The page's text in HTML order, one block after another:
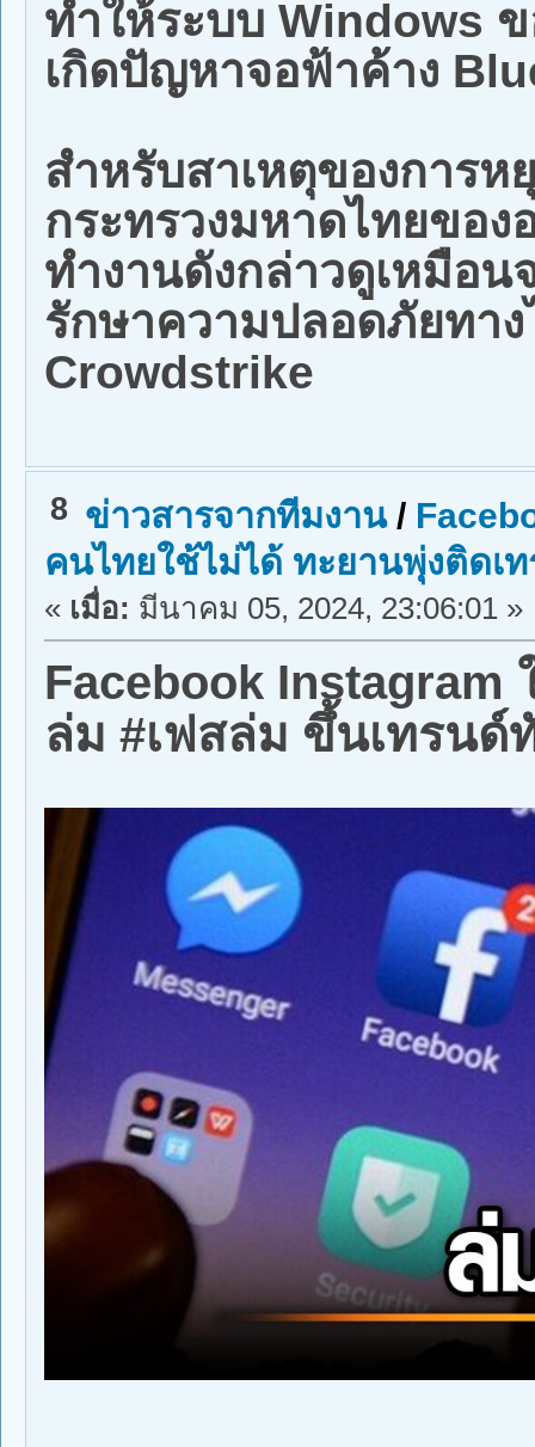
ทำให้ระบบ Windows
เกิดปัญหาจอฟ้าค้าง
สำหรับสาเหตุของการ
กระทรวงมหาดไทยของ
ทำงานดังกล่าวดูเหมือ
รักษาความปลอดภัยทาง
Crowdstrike
8 ข่าวสารจากทีมงาน/
คนไทยใช้ไม่ได้ ทะยานพุ่งติดเ
« เมื่อ: มีนาคม 05, 2024, 23:06:01 »
Facebook Instagram
ล่ม #เฟสล่ม ขึ้นเทรนด์